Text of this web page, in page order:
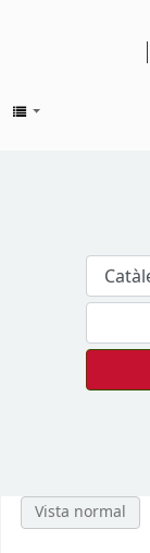
Vista normal